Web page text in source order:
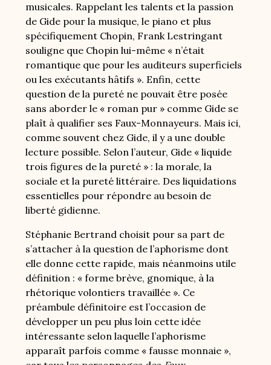
musicales. Rappelant les talents et la passion
de Gide pour la musique, le piano et plus
spécifiquement Chopin, Frank Lestringant
souligne que Chopin lui-même « n’était
romantique que pour les auditeurs superficiels
ou les exécutants hâtifs ». Enfin, cette
question de la pureté ne pouvait être posée
sans aborder le « roman pur » comme Gide se
plaît à qualifier ses Faux-Monnayeurs. Mais ici,
comme souvent chez Gide, il y a une double
lecture possible. Selon l’auteur, Gide « liquide
trois figures de la pureté » : la morale, la
sociale et la pureté littéraire. Des liquidations
essentielles pour répondre au besoin de
liberté gidienne.
Stéphanie Bertrand choisit pour sa part de
s’attacher à la question de l’aphorisme dont
elle donne cette rapide, mais néanmoins utile
définition : « forme brève, gnomique, à la
rhétorique volontiers travaillée ». Ce
préambule définitoire est l’occasion de
développer un peu plus loin cette idée
intéressante selon laquelle l’aphorisme
apparaît parfois comme « fausse monnaie »,